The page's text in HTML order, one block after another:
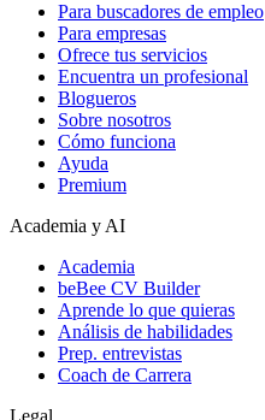
Para buscadores de empleo
Para empresas
Ofrece tus servicios
Encuentra un profesional
Blogueros
Sobre nosotros
Cómo funciona
Ayuda
Premium
Academia y AI
Academia
beBee CV Builder
Aprende lo que quieras
Análisis de habilidades
Prep. entrevistas
Coach de Carrera